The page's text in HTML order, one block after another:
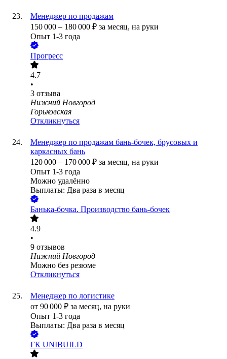
Менеджер по продажам
150 000 – 180 000 ₽ за месяц, на руки
Опыт 1-3 года
Прогресс
4.7
•
3 отзыва
Нижний Новгород
Горьковская
Откликнуться
Менеджер по продажам бань-бочек, брусовых и
каркасных бань
120 000 – 170 000 ₽ за месяц, на руки
Опыт 1-3 года
Можно удалённо
Выплаты: Два раза в месяц
Банька-бочка. Производство бань-бочек
4.9
•
9 отзывов
Нижний Новгород
Можно без резюме
Откликнуться
Менеджер по логистике
от 90 000 ₽ за месяц, на руки
Опыт 1-3 года
Выплаты: Два раза в месяц
ГК UNIBUILD